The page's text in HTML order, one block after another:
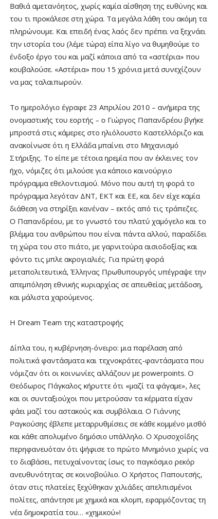
Βαθιά αμετανόητος, χωρίς καμία αίσθηση της ευθύνης και
του τι προκάλεσε στη χώρα. Τα μεγάλα λάθη του ακόμη τα
πληρώνουμε. Και επειδή ένας λαός δεν πρέπει να ξεχνάει
την ιστορία του (λέμε τώρα) είπα λίγο να θυμηθούμε το
ένδοξο έργο του και μαζί κάποια από τα «αστέρια» που
κουβαλούσε. «Αστέρια» που 15 χρόνια μετά συνεχίζουν
να μας ταλαιπωρούν.
Το ημερολόγιο έγραφε 23 Απριλίου 2010 – ανήμερα της
ονομαστικής του εορτής – ο Γιώργος Παπανδρέου βγήκε
μπροστά στις κάμερες στο ηλιόλουστο Καστελλόριζο και
ανακοίνωσε ότι η Ελλάδα μπαίνει στο Μηχανισμό
Στήριξης. Το είπε με τέτοια ηρεμία που αν έκλεινες τον
ήχο, νόμιζες ότι μιλούσε για κάποιο καινούργιο
πρόγραμμα εθελοντισμού. Μόνο που αυτή τη φορά το
πρόγραμμα λεγόταν ΔΝΤ, ΕΚΤ και ΕΕ, και δεν είχε καμία
διάθεση να στηρίξει κανέναν – εκτός από τις τράπεζες.
Ο Παπανδρέου, με το γνωστό του πλατύ χαμόγελο και το
βλέμμα του ανθρώπου που είναι πάντα αλλού, παραδίδει
τη χώρα του στο πιάτο, με γαρνιτούρα αισιοδοξίας και
φόντο τις μπλε ακρογιαλιές. Για πρώτη φορά
μεταπολιτευτικά, Έλληνας Πρωθυπουργός υπέγραψε την
απεμπόληση εθνικής κυριαρχίας σε απευθείας μετάδοση,
και μάλιστα χαρούμενος.
Η Dream Team της καταστροφής
Δίπλα του, η κυβέρνηση-όνειρο: μια παρέλαση από
πολιτικά φαντάσματα και τεχνοκράτες-φαντάσματα που
νόμιζαν ότι οι κοινωνίες αλλάζουν με powerpoints. Ο
Θεόδωρος Πάγκαλος κήρυττε ότι «μαζί τα φάγαμε», λες
και οι συνταξιούχοι που μετρούσαν τα κέρματα είχαν
φάει μαζί του αστακούς και συμβόλαια. Ο Γιάννης
Ραγκούσης έβλεπε μεταρρυθμίσεις σε κάθε κομμένο μισθό
και κάθε απολυμένο δημόσιο υπάλληλο. Ο Χρυσοχοΐδης
περηφανευόταν ότι ψήφισε το πρώτο Μνημόνιο χωρίς να
το διαβάσει, πετυχαίνοντας ίσως το παγκόσμιο ρεκόρ
ανευθυνότητας σε κοινοβούλιο. Ο Χρήστος Παπουτσής,
όταν στις πλατείες ξεχύθηκαν χιλιάδες απελπισμένοι
πολίτες, απάντησε με χημικά και κλομπ, εφαρμόζοντας τη
νέα δημοκρατία του… «χημικού»!